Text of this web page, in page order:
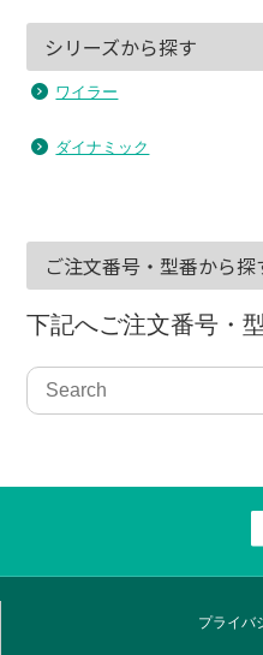
シリーズから探す
ワイラー
ダイナミック
ご注文番号・型番から探
下記へご注文番号・
プライバ